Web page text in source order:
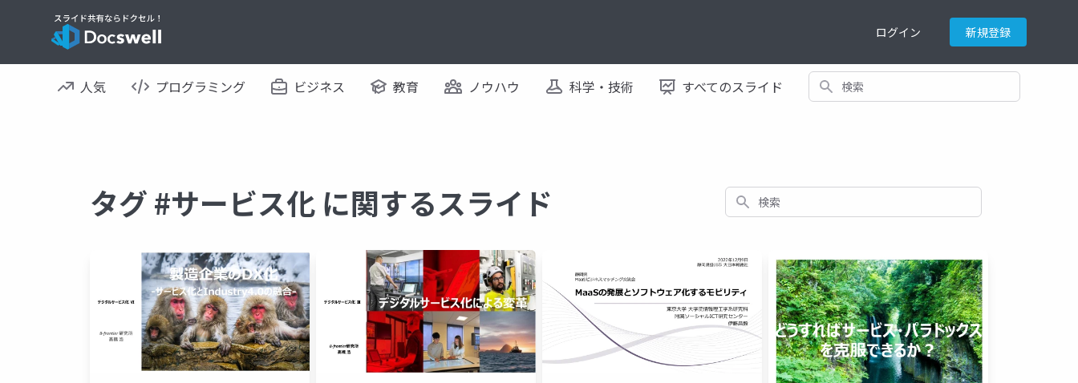
ログイン 新規登録
人気 プログラミング ビジネス 教育 ノウハウ 科学・技術 すべてのスライド 検索
タグ #サービス化 に関するスライド 検索